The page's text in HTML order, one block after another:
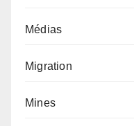
Médias
Migration
Mines